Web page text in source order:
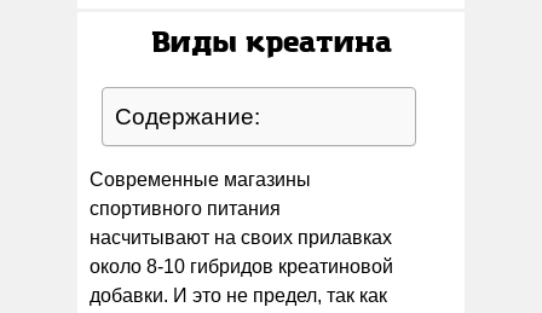
Виды креатина
Содержание:
Современные магазины
спортивного питания
насчитывают на своих прилавках
около 8-10 гибридов креатиновой
добавки. И это не предел, так как